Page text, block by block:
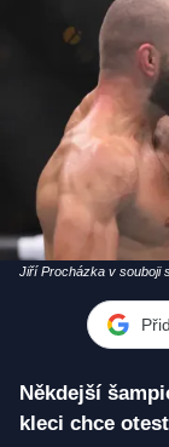
Jiří Procházka v souboji
Někdejší
kleci chce